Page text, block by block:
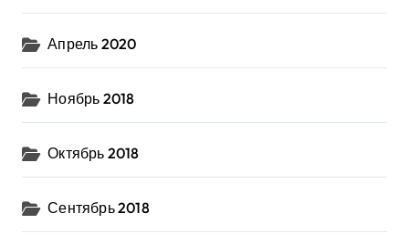
Апрель 2020
Ноябрь 2018
Октябрь 2018
Сентябрь 2018